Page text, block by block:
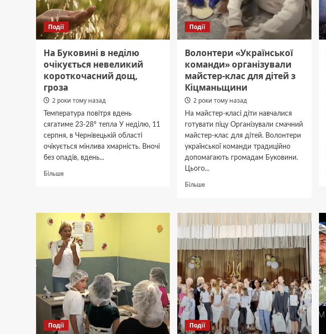
Події
На Буковині в неділю
очікується невеликий
короткочасний дощ,
гроза
2 роки тому назад
Температура повітря вдень
сягатиме 23-28° тепла У неділю, 11
серпня, в Чернівецькій області
очікується мінлива хмарність. Вночі
без опадів, вдень...
БільшеДокладніше
неділю
очікується
невеликий
короткочасний
дощ,
гроза
Події
Волонтери «Української
команди» організували
майстер-клас для дітей з
Кіцманьщини
2 роки тому назад
На майстер-класі діти навчалися
готувати піцу Організували смачний
майстер-клас для дітей. Волонтери
української команди традиційно
допомагають громадам Буковини.
Цього...
БільшеДокладніше
«Української
майстер-
клас
дітей
Кіцманьщини
Події Події